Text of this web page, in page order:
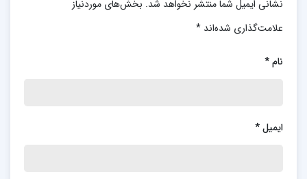
نشانی ایمیل شما منتشر نخواهد شد. بخش‌های موردنیاز
علامت‌گذاری شده‌اند *
نام*
ایمیل*